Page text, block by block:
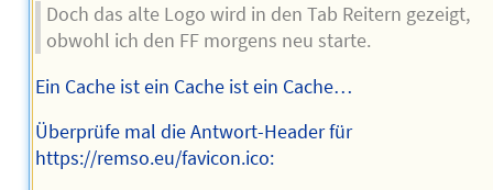
Doch das alte Logo wird in den Tab Reitern gezeigt,
obwohl ich den FF morgens neu starte.
Ein Cache ist ein Cache ist ein Cache…
Überprüfe mal die Antwort-Header für
https://remso.eu/favicon.ico: